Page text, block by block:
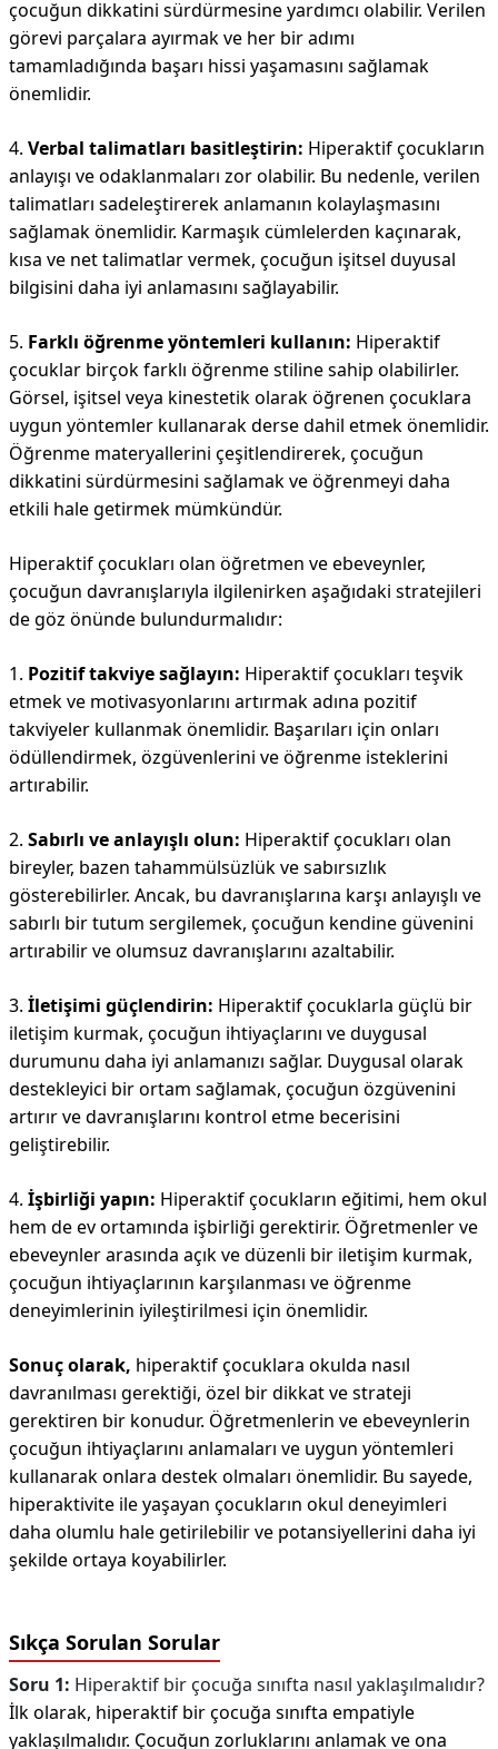
çocuğun dikkatini sürdürmesine yardımcı olabilir. Verilen
görevi parçalara ayırmak ve her bir adımı
tamamladığında başarı hissi yaşamasını sağlamak
önemlidir.
4. Verbal talimatları basitleştirin: Hiperaktif çocukların
anlayışı ve odaklanmaları zor olabilir. Bu nedenle, verilen
talimatları sadeleştirerek anlamanın kolaylaşmasını
sağlamak önemlidir. Karmaşık cümlelerden kaçınarak,
kısa ve net talimatlar vermek, çocuğun işitsel duyusal
bilgisini daha iyi anlamasını sağlayabilir.
5. Farklı öğrenme yöntemleri kullanın: Hiperaktif
çocuklar birçok farklı öğrenme stiline sahip olabilirler.
Görsel, işitsel veya kinestetik olarak öğrenen çocuklara
uygun yöntemler kullanarak derse dahil etmek önemlidir.
Öğrenme materyallerini çeşitlendirerek, çocuğun
dikkatini sürdürmesini sağlamak ve öğrenmeyi daha
etkili hale getirmek mümkündür.
Hiperaktif çocukları olan öğretmen ve ebeveynler,
çocuğun davranışlarıyla ilgilenirken aşağıdaki stratejileri
de göz önünde bulundurmalıdır:
1. Pozitif takviye sağlayın: Hiperaktif çocukları teşvik
etmek ve motivasyonlarını artırmak adına pozitif
takviyeler kullanmak önemlidir. Başarıları için onları
ödüllendirmek, özgüvenlerini ve öğrenme isteklerini
artırabilir.
2. Sabırlı ve anlayışlı olun: Hiperaktif çocukları olan
bireyler, bazen tahammülsüzlük ve sabırsızlık
gösterebilirler. Ancak, bu davranışlarına karşı anlayışlı ve
sabırlı bir tutum sergilemek, çocuğun kendine güvenini
artırabilir ve olumsuz davranışlarını azaltabilir.
3. İletişimi güçlendirin: Hiperaktif çocuklarla güçlü bir
iletişim kurmak, çocuğun ihtiyaçlarını ve duygusal
durumunu daha iyi anlamanızı sağlar. Duygusal olarak
destekleyici bir ortam sağlamak, çocuğun özgüvenini
artırır ve davranışlarını kontrol etme becerisini
geliştirebilir.
4. İşbirliği yapın: Hiperaktif çocukların eğitimi, hem okul
hem de ev ortamında işbirliği gerektirir. Öğretmenler ve
ebeveynler arasında açık ve düzenli bir iletişim kurmak,
çocuğun ihtiyaçlarının karşılanması ve öğrenme
deneyimlerinin iyileştirilmesi için önemlidir.
Sonuç olarak, hiperaktif çocuklara okulda nasıl
davranılması gerektiği, özel bir dikkat ve strateji
gerektiren bir konudur. Öğretmenlerin ve ebeveynlerin
çocuğun ihtiyaçlarını anlamaları ve uygun yöntemleri
kullanarak onlara destek olmaları önemlidir. Bu sayede,
hiperaktivite ile yaşayan çocukların okul deneyimleri
daha olumlu hale getirilebilir ve potansiyellerini daha iyi
şekilde ortaya koyabilirler.
Sıkça Sorulan Sorular
Soru 1: Hiperaktif bir çocuğa sınıfta nasıl yaklaşılmalıdır?
İlk olarak, hiperaktif bir çocuğa sınıfta empatiyle
yaklaşılmalıdır. Çocuğun zorluklarını anlamak ve ona